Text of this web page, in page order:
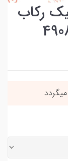
رکاب